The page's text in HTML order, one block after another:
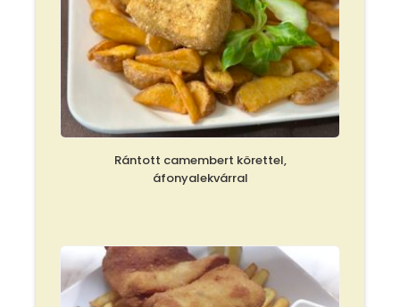
Rántott camembert körettel,
áfonyalekvárral